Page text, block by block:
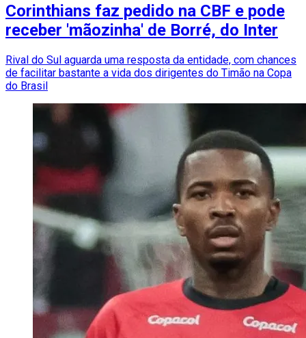
Corinthians faz pedido na CBF e pode
receber 'mãozinha' de Borré, do Inter
Rival do Sul aguarda uma resposta da entidade, com chances
de facilitar bastante a vida dos dirigentes do Timão na Copa
do Brasil